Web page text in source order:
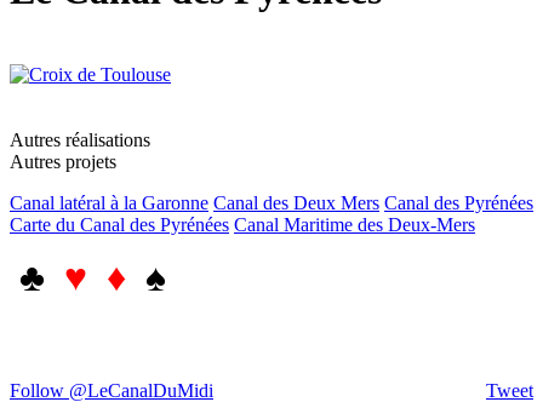
Autres réalisations
Autres projets
Canal latéral à la Garonne Canal des Deux Mers Canal des Pyrénées
Carte du Canal des Pyrénées Canal Maritime des Deux-Mers
♣ ♥ ♦ ♠
Tweet
Follow @LeCanalDuMidi